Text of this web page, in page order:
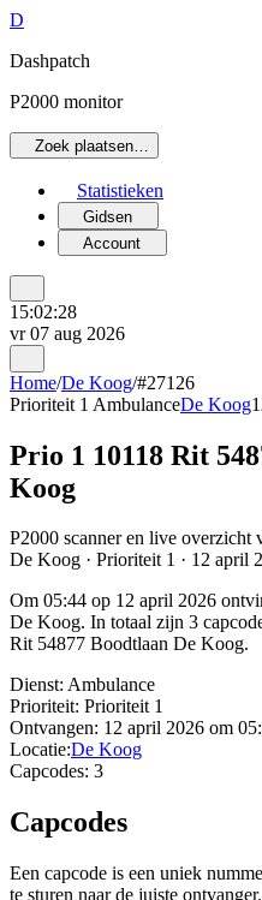
D
Dashpatch
P2000 monitor
Zoek plaatsen…
Statistieken
Gidsen
Account
15:02:28
vr 07 aug 2026
Home/De Koog/#27126
Prioriteit 1 AmbulanceDe Koog
Prio 1 10118 Rit
Koog
P2000 scanner en live overzicht
De Koog · Prioriteit 1 · 12 april
Om 05:44 op 12 april 2026
De Koog. In totaal zijn 3
Rit 54877 Boodtlaan De Koog.
Dienst: Ambulance
Prioriteit: Prioriteit 1
Ontvangen: 12 april 2026 om
Locatie:De Koog
Capcodes: 3
Capcodes
Een capcode is een uniek
te sturen naar de juiste ontvanger.